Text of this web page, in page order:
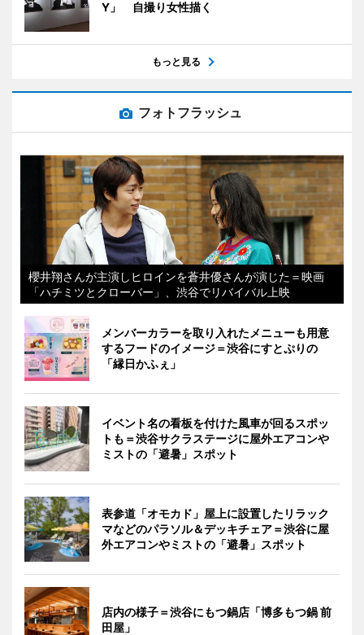
Y」 自撮り女性描く
もっと見る
フォトフラッシュ
櫻井翔さんが主演しヒロインを蒼井優さんが演じた＝映画
「ハチミツとクローバー」、渋谷でリバイバル上映
メンバーカラーを取り入れたメニューも用意
するフードのイメージ＝渋谷にすとぷりの
「縁日かふぇ」
イベント名の看板を付けた風車が回るスポッ
トも＝渋谷サクラステージに屋外エアコンや
ミストの「避暑」スポット
表参道「オモカド」屋上に設置したリラック
マなどのパラソル＆デッキチェア＝渋谷に屋
外エアコンやミストの「避暑」スポット
店内の様子＝渋谷にもつ鍋店「博多もつ鍋 前
田屋」